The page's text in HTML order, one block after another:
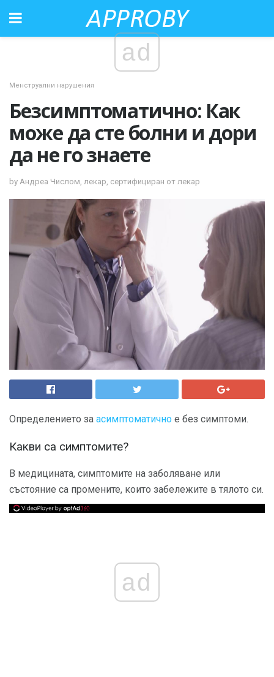
ad
Менструални нарушения
Безсимптоматично: Как
може да сте болни и дори
да не го знаете
by Андреа Числом, лекар, сертифициран от лекар
Определението за асимптоматично е без симптоми.
Какви са симптомите?
В медицината, симптомите на заболяване или
състояние са промените, които забележите в тялото си.
ad